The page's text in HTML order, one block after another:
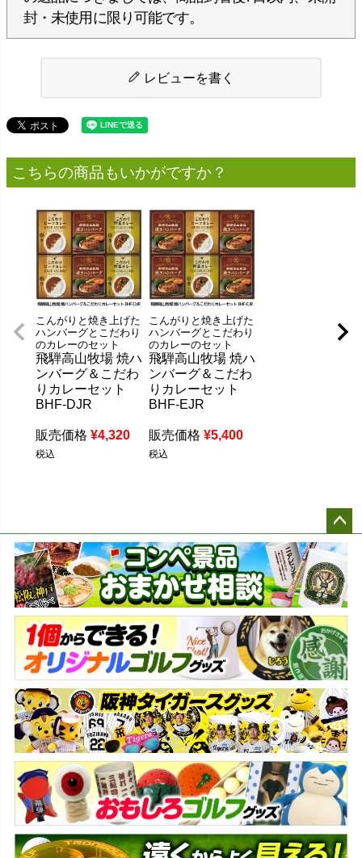
封・未使用に限り可能です。
レビューを書く
こちらの商品もいかがですか？
こんがりと焼き上げた
ハンバーグとこだわり
のカレーのセット
飛騨高山牧場 焼ハ
ンバーグ＆こだわ
りカレーセット
BHF-DJR
販売価格 ¥4,320
税込
こんがりと焼き上げた
ハンバーグとこだわり
のカレーのセット
飛騨高山牧場 焼ハ
ンバーグ＆こだわ
りカレーセット
BHF-EJR
販売価格 ¥5,400
税込
ペー
ジト
ップ
へ